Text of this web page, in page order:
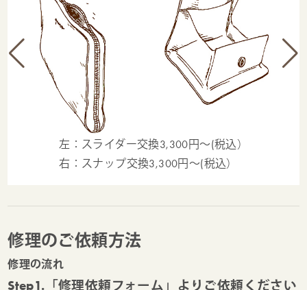
左：スライダー交換3,300円～(税込）
右：スナップ交換3,300円～(税込）
修理のご依頼方法
修理の流れ
Step1.「修理依頼フォーム」よりご依頼ください